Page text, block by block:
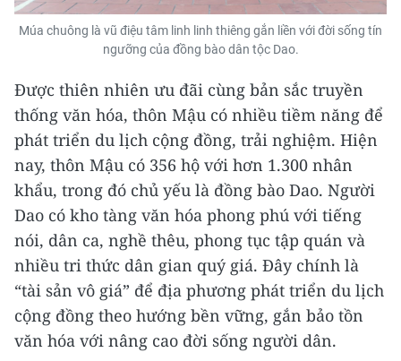
Múa chuông là vũ điệu tâm linh linh thiêng gắn liền với đời sống tín
ngưỡng của đồng bào dân tộc Dao.
Được thiên nhiên ưu đãi cùng bản sắc truyền
thống văn hóa, thôn Mậu có nhiều tiềm năng để
phát triển du lịch cộng đồng, trải nghiệm. Hiện
nay, thôn Mậu có 356 hộ với hơn 1.300 nhân
khẩu, trong đó chủ yếu là đồng bào Dao. Người
Dao có kho tàng văn hóa phong phú với tiếng
nói, dân ca, nghề thêu, phong tục tập quán và
nhiều tri thức dân gian quý giá. Đây chính là
“tài sản vô giá” để địa phương phát triển du lịch
cộng đồng theo hướng bền vững, gắn bảo tồn
văn hóa với nâng cao đời sống người dân.